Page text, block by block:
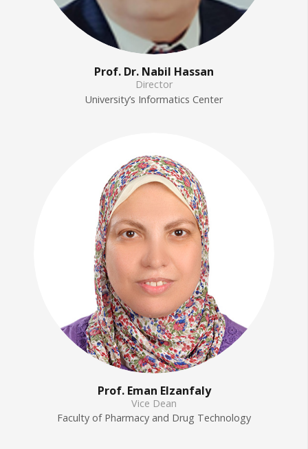
Prof. Dr. Nabil Hassan
Director
University’s Informatics Center
Prof. Eman Elzanfaly
Vice Dean
Faculty of Pharmacy and Drug Technology